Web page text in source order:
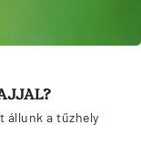
állunk a tűzhely